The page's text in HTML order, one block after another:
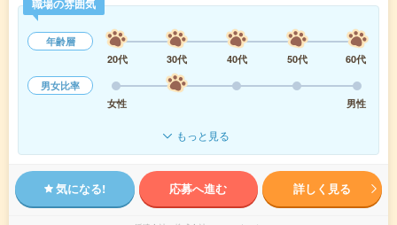
職場の雰囲気
年齢層
20代
30代 40代 50代
60代
男女比率
女性
男性
もっと見る
気になる! 応募へ進む 詳しく見る